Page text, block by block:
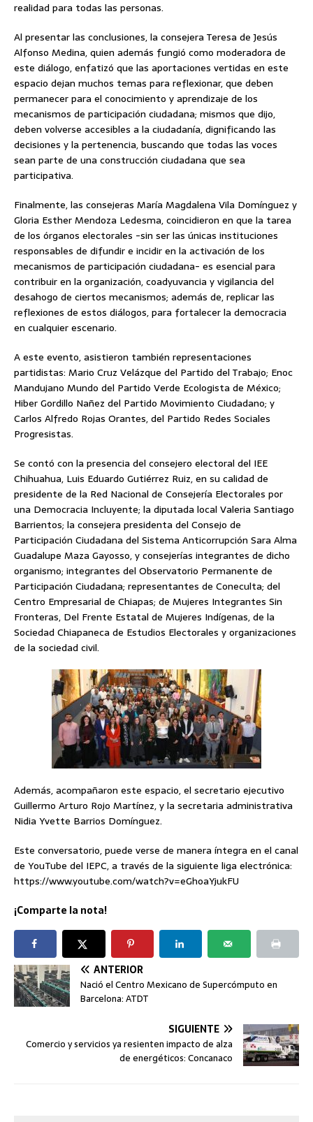
realidad para todas las personas.
Al presentar las conclusiones, la consejera Teresa de Jesús
Alfonso Medina, quien además fungió como moderadora de
este diálogo, enfatizó que las aportaciones vertidas en este
espacio dejan muchos temas para reflexionar, que deben
permanecer para el conocimiento y aprendizaje de los
mecanismos de participación ciudadana; mismos que dijo,
deben volverse accesibles a la ciudadanía, dignificando las
decisiones y la pertenencia, buscando que todas las voces
sean parte de una construcción ciudadana que sea
participativa.
Finalmente, las consejeras María Magdalena Vila Domínguez y
Gloria Esther Mendoza Ledesma, coincidieron en que la tarea
de los órganos electorales -sin ser las únicas instituciones
responsables de difundir e incidir en la activación de los
mecanismos de participación ciudadana- es esencial para
contribuir en la organización, coadyuvancia y vigilancia del
desahogo de ciertos mecanismos; además de, replicar las
reflexiones de estos diálogos, para fortalecer la democracia
en cualquier escenario.
A este evento, asistieron también representaciones
partidistas: Mario Cruz Velázque del Partido del Trabajo; Enoc
Mandujano Mundo del Partido Verde Ecologista de México;
Hiber Gordillo Nañez del Partido Movimiento Ciudadano; y
Carlos Alfredo Rojas Orantes, del Partido Redes Sociales
Progresistas.
Se contó con la presencia del consejero electoral del IEE
Chihuahua, Luis Eduardo Gutiérrez Ruiz, en su calidad de
presidente de la Red Nacional de Consejería Electorales por
una Democracia Incluyente; la diputada local Valeria Santiago
Barrientos; la consejera presidenta del Consejo de
Participación Ciudadana del Sistema Anticorrupción Sara Alma
Guadalupe Maza Gayosso, y consejerías integrantes de dicho
organismo; integrantes del Observatorio Permanente de
Participación Ciudadana; representantes de Coneculta; del
Centro Empresarial de Chiapas; de Mujeres Integrantes Sin
Fronteras, Del Frente Estatal de Mujeres Indígenas, de la
Sociedad Chiapaneca de Estudios Electorales y organizaciones
de la sociedad civil.
Además, acompañaron este espacio, el secretario ejecutivo
Guillermo Arturo Rojo Martínez, y la secretaria administrativa
Nidia Yvette Barrios Domínguez.
Este conversatorio, puede verse de manera íntegra en el canal
de YouTube del IEPC, a través de la siguiente liga electrónica:
https://www.youtube.com/watch?v=eGhoaYjukFU
¡Comparte la nota!
ANTERIOR
Nació el Centro Mexicano de Supercómputo en
Barcelona: ATDT
SIGUIENTE
Comercio y servicios ya resienten impacto de alza
de energéticos: Concanaco